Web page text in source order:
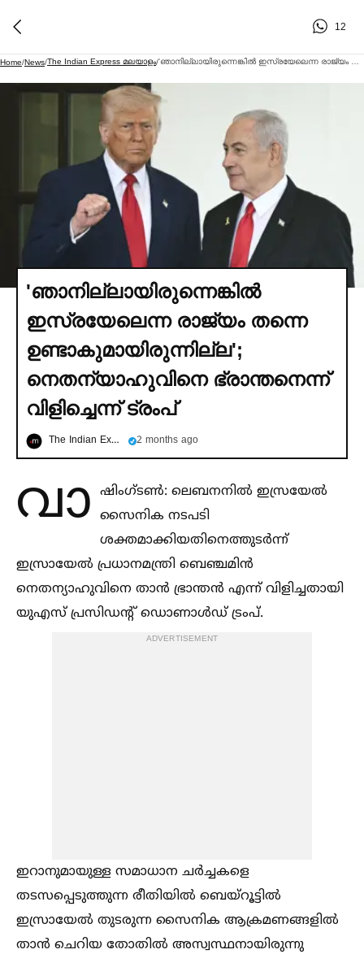
12
Home/News/The Indian Express മലയാളം/
'ഞാനില്ലായിരുന്നെങ്കില്‍
ഇസ്രയേലെന്ന രാജ്യം തന്നെ
ഉണ്ടാകുമായിരുന്നില്ല';
നെതന്യാഹുവിനെ ഭ്രാന്തനെന്ന്
വിളിച്ചെന്ന് ട്രംപ്
The Indian Express മലയാളം 2 months ago
വാ ഷിംഗ്ടണ്‍: ലെബനനില്‍ ഇസ്രയേല്‍
സൈനിക നടപടി
ശക്തമാക്കിയതിനെത്തുടർന്ന്
ഇസ്രായേല്‍ പ്രധാനമന്ത്രി ബെഞ്ചമിൻ
നെതന്യാഹുവിനെ താൻ ഭ്രാന്തൻ എന്ന് വിളിച്ചതായി
യുഎസ് പ്രസിഡന്റ് ഡൊണാള്‍ഡ് ട്രംപ്.
ADVERTISEMENT
ഇറാനുമായുള്ള സമാധാന ചർച്ചകളെ
തടസപ്പെടുത്തുന്ന രീതിയില്‍ ബെയ്റൂട്ടില്‍
ഇസ്രായേല്‍ തുടരുന്ന സൈനിക ആക്രമണങ്ങളില്‍
താൻ ചെറിയ തോതില്‍ അസ്വസ്ഥനായിരുന്നു